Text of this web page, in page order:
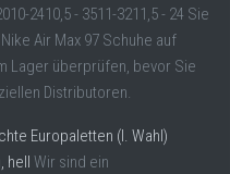
2410,5 - 3511-3211,5 - 24 Sie
Air Max 97 Schuhe auf
Lager überprüfen, bevor Sie
Distributoren.
Europaletten (I. Wahl)
Wir sind ein